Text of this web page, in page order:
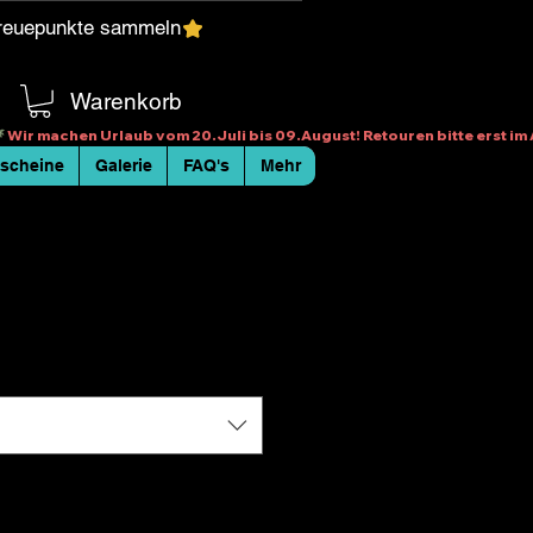
sammeln
Warenkorb
Galerie FAQ's Mehr